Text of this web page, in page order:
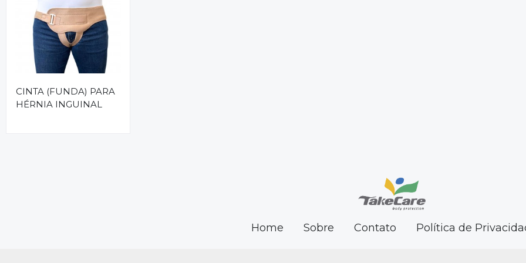
CINTA (FUNDA) PARA
HÉRNIA INGUINAL
Home Sobre Contato Política de